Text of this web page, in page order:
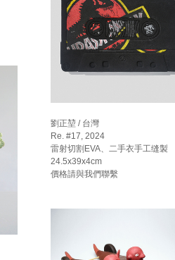
劉正堃 / 台灣
Re. #17, 2024
雷射切割EVA、二手衣手工缝製
24.5x39x4cm
價格請與我們聯繫